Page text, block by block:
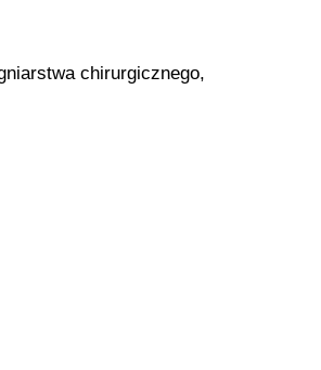
chirurgicznego,